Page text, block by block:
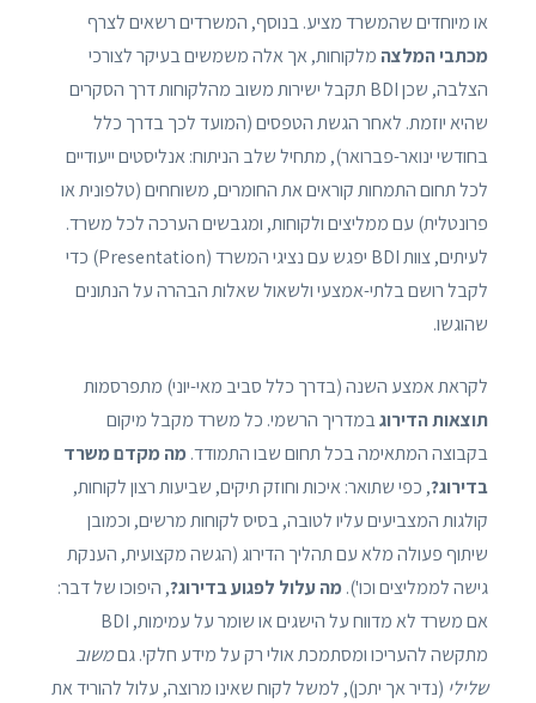
או מיוחדים שהמשרד מציע. בנוסף, המשרדים רשאים לצרף
מכתבי המלצה מלקוחות, אך אלה משמשים בעיקר לצורכי
הצלבה, שכן BDI תקבל ישירות משוב מהלקוחות דרך הסקרים
שהיא יוזמת. לאחר הגשת הטפסים (המועד לכך בדרך כלל
בחודשי ינואר-פברואר), מתחיל שלב הניתוח: אנליסטים ייעודיים
לכל תחום התמחות קוראים את החומרים, משוחחים (טלפונית או
פרונטלית) עם ממליצים ולקוחות, ומגבשים הערכה לכל משרד.
לעיתים, צוות BDI יפגש עם נציגי המשרד (Presentation) כדי
לקבל רושם בלתי-אמצעי ולשאול שאלות הבהרה על הנתונים
שהוגשו.
לקראת אמצע השנה (בדרך כלל סביב מאי-יוני) מתפרסמות
תוצאות הדירוגבמדריך הרשמי. כל משרד מקבל מיקום
בקבוצה המתאימה בכל תחום שבו התמודד. מה מקדם משרד
בדירוג?, כפי שתואר: איכות וחוזק תיקים, שביעות רצון לקוחות,
קולגות המצביעים עליו לטובה, בסיס לקוחות מרשים, וכמובן
שיתוף פעולה מלא עם תהליך הדירוג (הגשה מקצועית, הענקת
גישה לממליצים וכו'). מה עלול לפגוע בדירוג?, היפוכו של דבר:
אם משרד לא מדווח על הישגים או שומר על עמימות, BDI
מתקשה להעריכו ומסתמכת אולי רק על מידע חלקי. גםמשוב
שלילי (נדיר אך יתכן), למשל לקוח שאינו מרוצה, עלול להוריד את